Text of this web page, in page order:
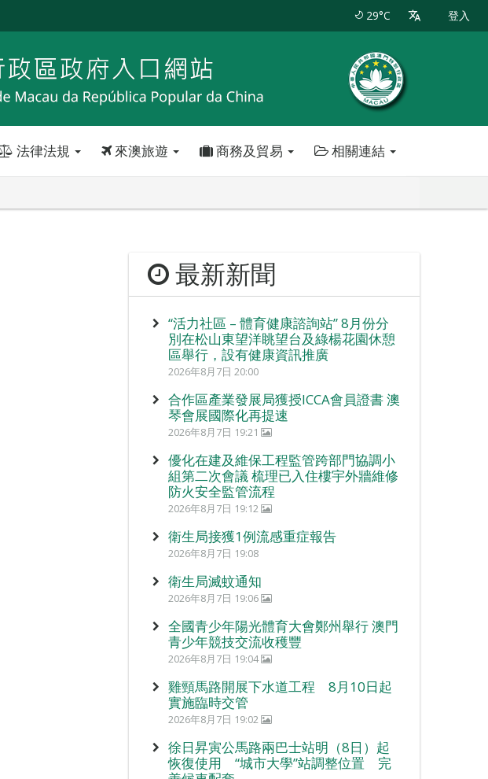
29°C 登入
法律法規 來澳旅遊 商務及貿易 相關連結
最新新聞
“活力社區 – 體育健康諮詢站” 8月份分
別在松山東望洋眺望台及綠楊花園休憩
區舉行，設有健康資訊推廣
2026年8月7日 20:00
合作區產業發展局獲授ICCA會員證書 澳
琴會展國際化再提速
2026年8月7日 19:21
優化在建及維保工程監管跨部門協調小
組第二次會議 梳理已入住樓宇外牆維修
防火安全監管流程
2026年8月7日 19:12
衛生局接獲1例流感重症報告
2026年8月7日 19:08
衛生局滅蚊通知
2026年8月7日 19:06
全國青少年陽光體育大會鄭州舉行 澳門
青少年競技交流收穫豐
2026年8月7日 19:04
雞頸馬路開展下水道工程 8月10日起
實施臨時交管
2026年8月7日 19:02
徐日昇寅公馬路兩巴士站明（8日）起
恢復使用 “城市大學”站調整位置 完